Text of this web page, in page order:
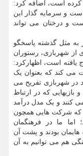
کرده است، اضافه کرد:
منطقه ۴ داده شده است و سرمایه گذار این
و درختان می تواند
به مثل گذشته پاسخگو
از شهربازی، رستوران
یافته است، اظهارکرد:
می کند که بعنوان یک
در شهربازی تفریح می
بازیهایی که در ارتباط
کنند و یک مدل درآمد
که شرکت هایی همچون
ما در فرهنگمان
بودند و پشت آن
هم می توانیم به آن